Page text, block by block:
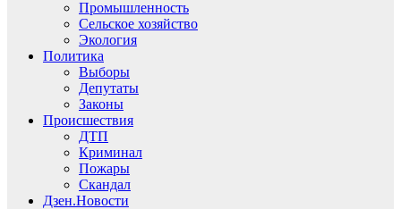
Промышленность
Сельское хозяйство
Экология
Политика
Выборы
Депутаты
Законы
Происшествия
ДТП
Криминал
Пожары
Скандал
Дзен.Новости